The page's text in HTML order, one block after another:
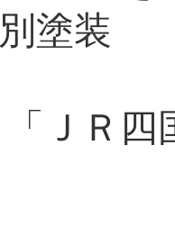
塗装
ＪＲ